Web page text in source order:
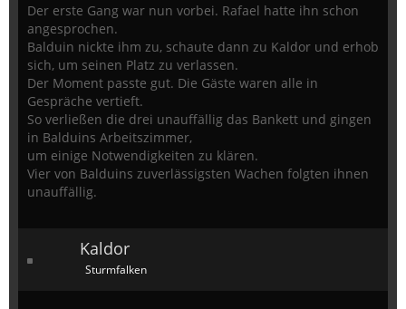
Der erste Gang war nun vorbei. Rafael hatte ihn schon
angesprochen.
Balduin nickte ihm zu, schaute dann zu Kaldor und erhob
sich, um seinen Platz zu verlassen.
Der Moment passte gut. Die Gäste waren alle in
Gespräche vertieft.
So verließen die drei unauffällig das Bankett und gingen
in Balduins Arbeitszimmer,
um einige Notwendigkeiten zu klären.
Vier von Balduins zuverlässigsten Wachen folgten ihnen
unauffällig.
Kaldor
Sturmfalken